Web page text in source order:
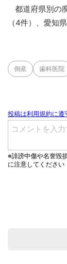
都道府県別の
（4件）、愛知
倒産 歯科医院